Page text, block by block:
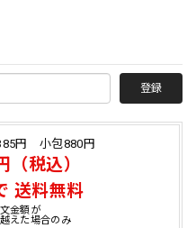
登録
円 小包880円
（税込）
送料無料
金額が
えた場合のみ